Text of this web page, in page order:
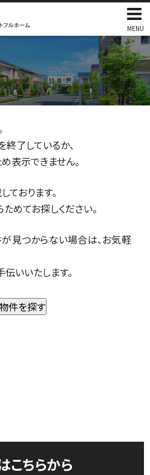
MENU
了しているか、
表示できません。
おります。
めてお探しください。
見つからない場合は、お気軽
いいたします。
こちらから